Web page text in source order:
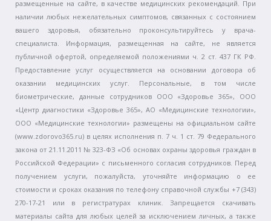
размещенные на сайте, в качестве медицинских рекомендаций. При
наличии любых нежелательных симптомов, связанных с состоянием
вашего здоровья, обязательно проконсультируйтесь у врача-
специалиста. Информация, размещенная на сайте, не является
публичной офертой, определяемой положениями ч. 2 ст. 437 ГК РФ.
Предоставление услуг осуществляется на основании договора об
оказании медицинских услуг. Персональные, в том числе
биометрические, данные сотрудников ООО «Здоровье 365», ООО
«Центр диагностики «Здоровье 365», АО «Медицинские технологии»,
ООО «Медицинские технологии» размещены на официальном сайте
(www.zdorovo365.ru) в целях исполнения п. 7 ч. 1 ст. 79 Федерального
закона от 21.11.2011 № 323-ФЗ «Об основах охраны здоровья граждан в
Российской Федерации» с письменного согласия сотрудников. Перед
получением услуги, пожалуйста, уточняйте информацию о ее
стоимости и сроках оказания по телефону справочной службы +7 (343)
270-17-21 или в регистратурах клиник. Запрещается скачивать
материалы сайта для любых целей за исключением личных, а также